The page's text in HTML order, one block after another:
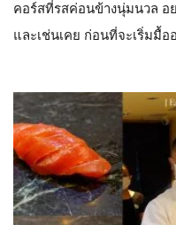
คอร์สที่รสค่อนข้างนุ่มนวล อ
และเช่นเคย ก่อนที่จะเริ่มมื้อ